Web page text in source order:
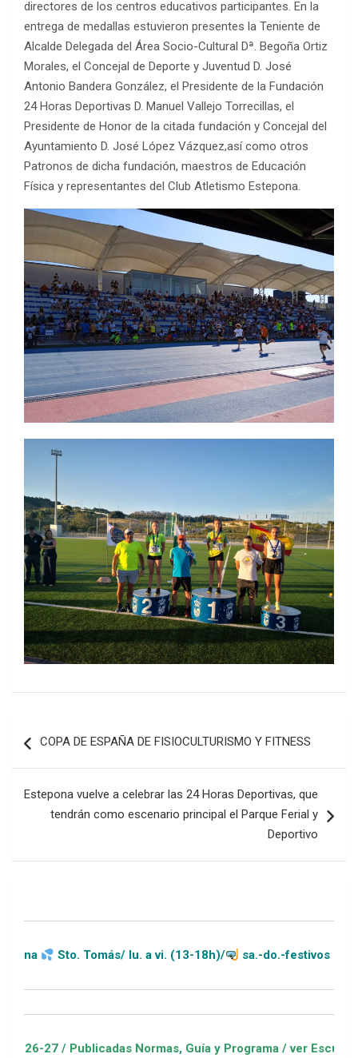
directores de los centros educativos participantes. En la
entrega de medallas estuvieron presentes la Teniente de
Alcalde Delegada del Área Socio-Cultural Dª. Begoña Ortiz
Morales, el Concejal de Deporte y Juventud D. José
Antonio Bandera González, el Presidente de la Fundación
24 Horas Deportivas D. Manuel Vallejo Torrecillas, el
Presidente de Honor de la citada fundación y Concejal del
Ayuntamiento D. José López Vázquez,así como otros
Patronos de dicha fundación, maestros de Educación
Física y representantes del Club Atletismo Estepona.
de
COPA DE ESPAÑA DE FISIOCULTURISMO Y FITNESS
Estepona vuelve a celebrar las 24 Horas Deportivas, que
tendrán como escenario principal el Parque Ferial y
Deportivo
Tomás/ lu. a vi. (13-18h)/ sa.-do.-festivos (11-20h)
Normas, Guía y Programa / ver Escuelas Deportivas